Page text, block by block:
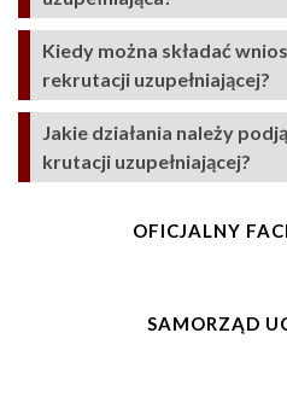
Kiedy można składać
rekrutacji uzupełniającej?
Jakie działania należy
krutacji uzupełniającej?
OFICJALNY
SAMORZĄD